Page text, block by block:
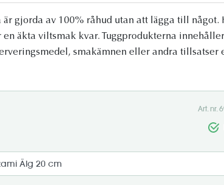
är gjorda av 100% råhud utan att lägga till något.
en äkta viltsmak kvar. Tuggprodukterna
smakämnen eller andra tillsatser
Art. nr.